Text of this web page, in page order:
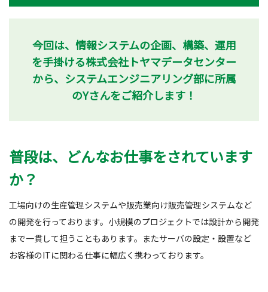
今回は、情報システムの企画、構築、運用
を手掛ける株式会社トヤマデータセンター
から、システムエンジニアリング部に所属
のYさんをご紹介します！
普段は、どんなお仕事をされています
か？
工場向けの生産管理システムや販売業向け販売管理システムなど
の開発を行っております。小規模のプロジェクトでは設計から開発
まで一貫して担うこともあります。またサーバの設定・設置など
お客様のITに関わる仕事に幅広く携わっております。